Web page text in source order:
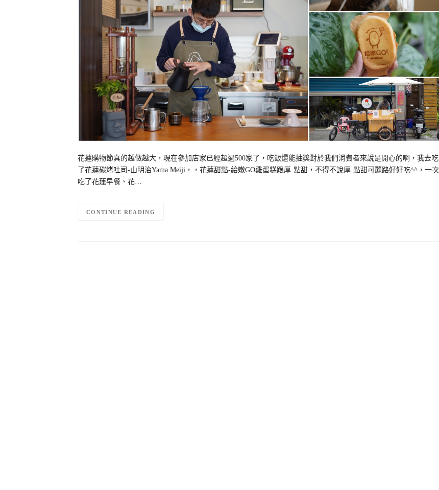
花蓮購物節真的越做越大，現在參加店家已經超過500家了，吃飯還能抽獎對於我們消費者來說是開心的啊，我去吃
了花蓮碳烤吐司-山明治Yama Meiji，，花蓮甜點-給嫩GO雞蛋糕跟厚·點甜，不得不說厚·點甜可麗路好好吃^^，一次
吃了花蓮早餐、花…
CONTINUE READING